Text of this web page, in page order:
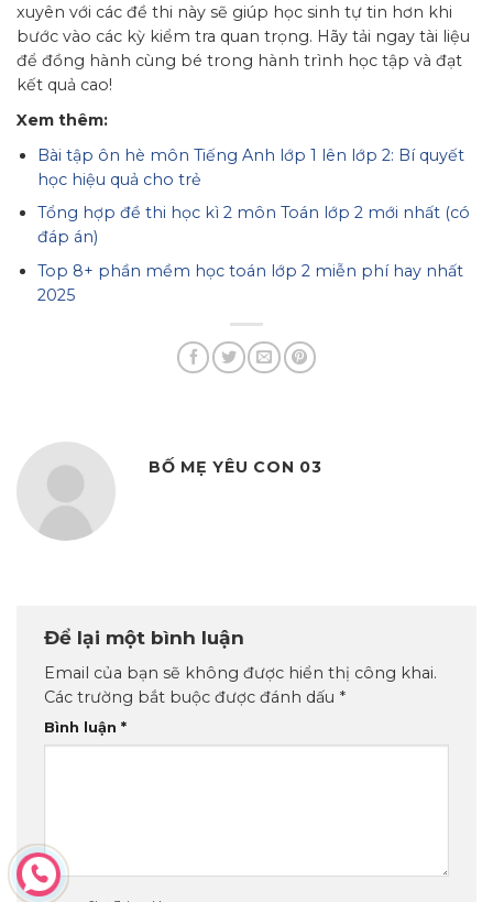
xuyên với các đề thi này sẽ giúp học sinh tự tin hơn khi
bước vào các kỳ kiểm tra quan trọng. Hãy tải ngay tài liệu
để đồng hành cùng bé trong hành trình học tập và đạt
kết quả cao!
Xem thêm:
Bài tập ôn hè môn Tiếng Anh lớp 1 lên lớp 2: Bí quyết
học hiệu quả cho trẻ
Tổng hợp đề thi học kì 2 môn Toán lớp 2 mới nhất (có
đáp án)
Top 8+ phần mềm học toán lớp 2 miễn phí hay nhất
2025
BỐ MẸ YÊU CON 03
Để lại một bình luận
Email của bạn sẽ không được hiển thị công khai.
Các trường bắt buộc được đánh dấu *
Bình luận *